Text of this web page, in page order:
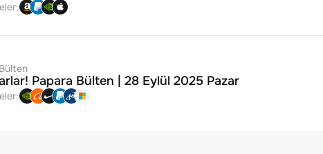
Papara Bülten | 28 Eylül 2025 Pazar